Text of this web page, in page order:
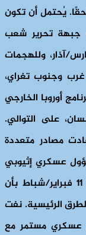
يُحتمل أن تكون
جبهة تحرير شعب
آذار، وللهجمات
وجنوب تغراي،
أوروبا الخارجي
على التوالي.
مصادر متعددة
عسكري إثيوبي
لوكالة أنباء “أفريكا ريبورت” الفرنسية في 11 فبراير/شباط بأن
الرئيسية. نفت
عسكري مستمر مع